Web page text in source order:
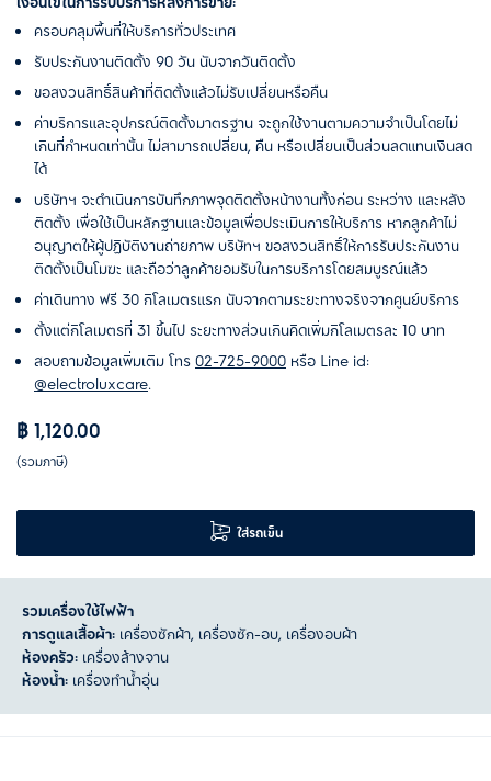
ครอบคลุมพื้นที่ให้บริการทั่วประเทศ
รับประกันงานติดตั้ง 90 วัน นับจากวันติดตั้ง
ขอสงวนสิทธิ์สินค้าที่ติดตั้งแล้วไม่รับเปลี่ยนหรือคืน
ค่าบริการและอุปกรณ์ติดตั้งมาตรฐาน จะถูกใช้งานตามความจำเป็นโดยไม่
เกินที่กำหนดเท่านั้น ไม่สามารถเปลี่ยน, คืน หรือเปลี่ยนเป็นส่วนลดแทนเงินสด
ได้
บริษัทฯ จะดำเนินการบันทึกภาพจุดติดตั้งหน้างานทั้งก่อน ระหว่าง และหลัง
ติดตั้ง เพื่อใช้เป็นหลักฐานและข้อมูลเพื่อประเมินการให้บริการ หากลูกค้าไม่
อนุญาตให้ผู้ปฏิบัติงานถ่ายภาพ บริษัทฯ ขอสงวนสิทธิ์ให้การรับประกันงาน
ติดตั้งเป็นโมฆะ และถือว่าลูกค้ายอมรับในการบริการโดยสมบูรณ์แล้ว
ค่าเดินทาง ฟรี 30 กิโลเมตรแรก นับจากตามระยะทางจริงจากศูนย์บริการ
ตั้งแต่กิโลเมตรที่ 31 ขึ้นไป ระยะทางส่วนเกินคิดเพิ่มกิโลเมตรละ 10 บาท
สอบถามข้อมูลเพิ่มเติม โทร02-725-9000 หรือ Line id:
@electroluxcare.
฿ 1,120.00
(รวมภาษี)
ใส่รถเข็น
รวมเครื่องใช้ไฟฟ้า
การดูแลเสื้อผ้า: เครื่องซักผ้า, เครื่องซัก-อบ, เครื่องอบผ้า
ห้องครัว: เครื่องล้างจาน
ห้องน้ำ: เครื่องทำน้ำอุ่น